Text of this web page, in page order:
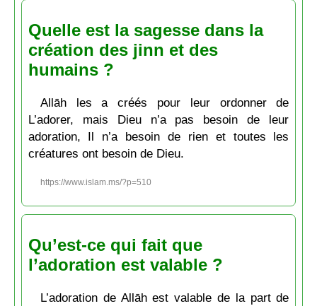
Quelle est la sagesse dans la
création des jinn et des
humains ?
Allāh les a créés pour leur ordonner de
L’adorer, mais Dieu n’a pas besoin de leur
adoration, Il n’a besoin de rien et toutes les
créatures ont besoin de Dieu.
https://www.islam.ms/?p=510
Qu’est-ce qui fait que
l’adoration est valable ?
L’adoration de Allāh est valable de la part de